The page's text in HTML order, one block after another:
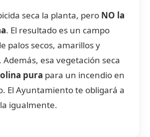
seca la planta, pero NO la
. El resultado es un campo
palos secos, amarillos y
Además, esa vegetación seca
pura para un incendio en
El Ayuntamiento te obligará a
igualmente.